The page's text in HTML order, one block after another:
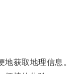
获取地理信息。